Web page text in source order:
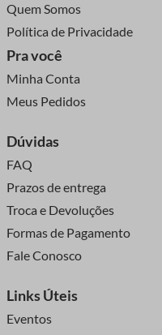
Quem Somos
Política de Privacidade
Pra você
Minha Conta
Meus Pedidos
Dúvidas
FAQ
Prazos de entrega
Troca e Devoluções
Formas de Pagamento
Fale Conosco
Links Úteis
Eventos